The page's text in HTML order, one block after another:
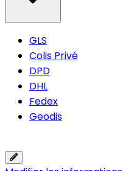
GLS
Colis Privé
DPD
DHL
Fedex
Geodis